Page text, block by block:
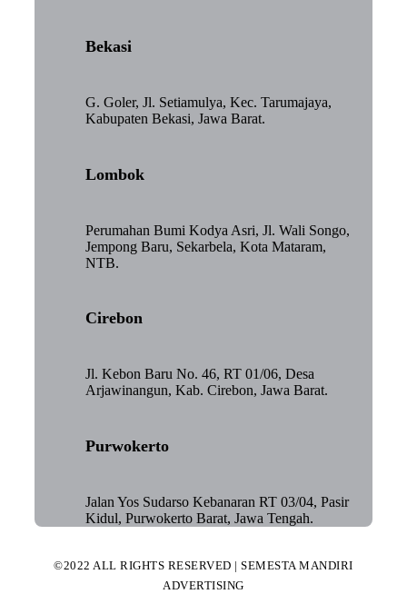
Bekasi
G. Goler, Jl. Setiamulya, Kec. Tarumajaya,
Kabupaten Bekasi, Jawa Barat.
Lombok
Perumahan Bumi Kodya Asri, Jl. Wali Songo,
Jempong Baru, Sekarbela, Kota Mataram,
NTB.
Cirebon
Jl. Kebon Baru No. 46, RT 01/06, Desa
Arjawinangun, Kab. Cirebon, Jawa Barat.
Purwokerto
Jalan Yos Sudarso Kebanaran RT 03/04, Pasir
Kidul, Purwokerto Barat, Jawa Tengah.
©2022 ALL RIGHTS RESERVED | SEMESTA MANDIRI
ADVERTISING